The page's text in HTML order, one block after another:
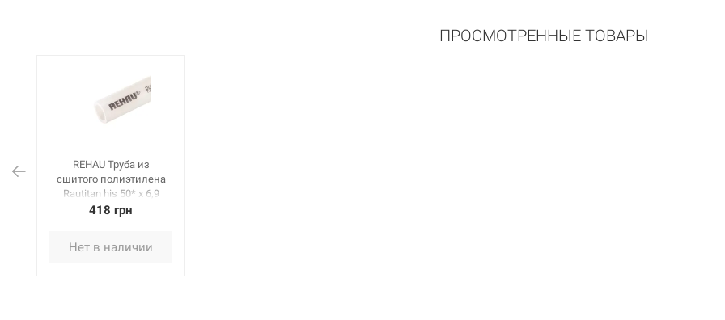
ПРОСМОТРЕННЫЕ ТОВАРЫ
REHAU Труба из
сшитого полиэтилена
Rautitan his 50* x 6,9
мм, отрезок 6 м
418 грн
Нет в наличии